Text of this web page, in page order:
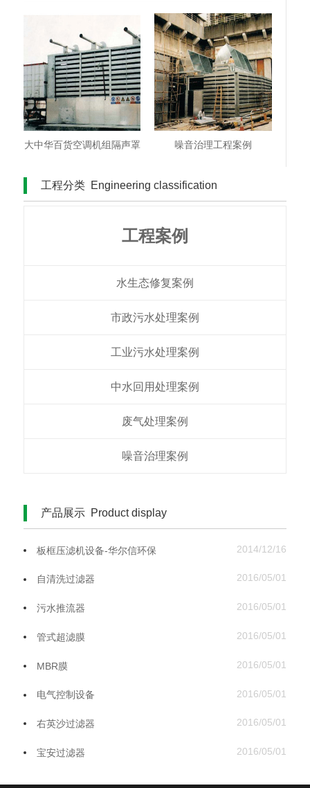
大中华百货空调机组隔声罩 噪音治理工程案例
工程分类 Engineering classification
工程案例
水生态修复案例
市政污水处理案例
工业污水处理案例
中水回用处理案例​
废气处理案例
噪音治理案例
产品展示 Product display
板框压滤机设备-华尔信环保 2014/12/16
自清洗过滤器 2016/05/01
污水推流器 2016/05/01
管式超滤膜 2016/05/01
MBR膜 2016/05/01
电气控制设备 2016/05/01
右英沙过滤器 2016/05/01
宝安过滤器 2016/05/01